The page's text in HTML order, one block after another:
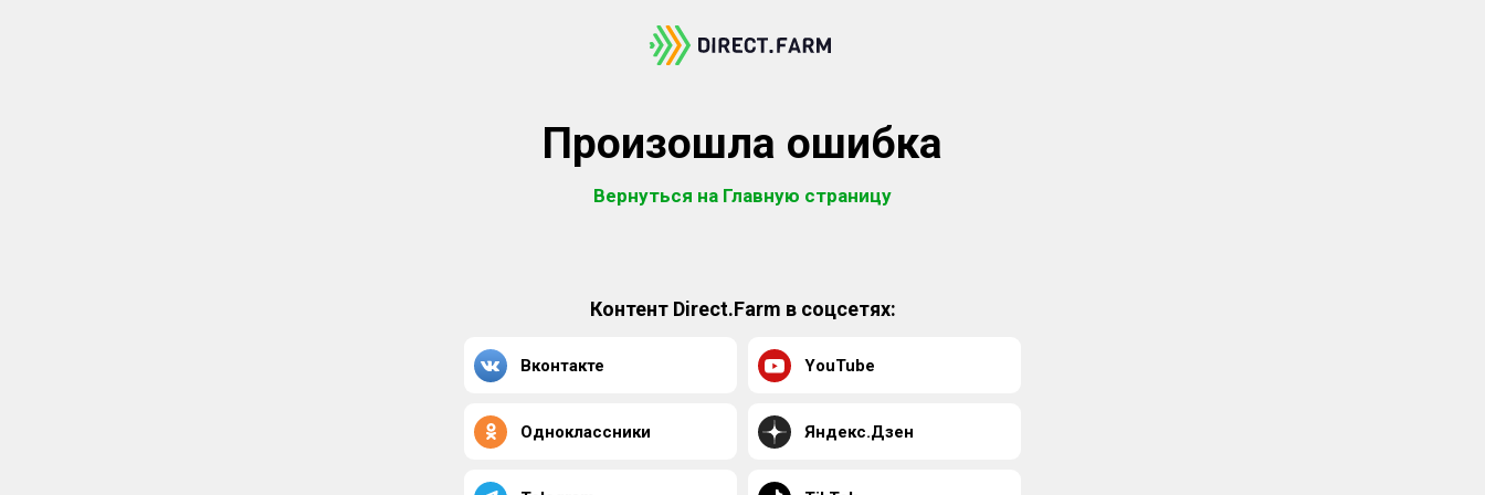
Произошла ошибка
Вернуться на Главную страницу
Контент Direct.Farm в соцсетях:
Вконтакте YouTube
Одноклассники Яндекс.Дзен